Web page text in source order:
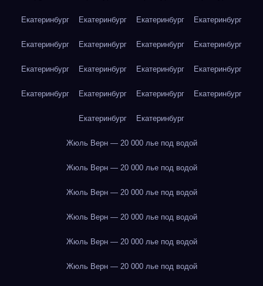
Екатеринбург Екатеринбург Екатеринбург Екатеринбург
Екатеринбург Екатеринбург Екатеринбург Екатеринбург
Екатеринбург Екатеринбург Екатеринбург Екатеринбург
Екатеринбург Екатеринбург Екатеринбург Екатеринбург
Екатеринбург Екатеринбург
Жюль Верн — 20 000 лье под водой
Жюль Верн — 20 000 лье под водой
Жюль Верн — 20 000 лье под водой
Жюль Верн — 20 000 лье под водой
Жюль Верн — 20 000 лье под водой
Жюль Верн — 20 000 лье под водой